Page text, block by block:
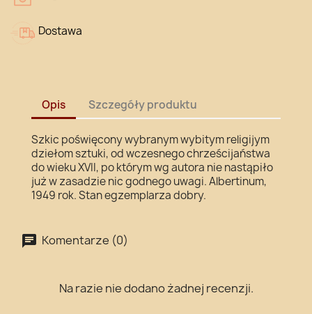
Dostawa
Opis Szczegóły produktu
Szkic poświęcony wybranym wybitym religijym
dziełom sztuki, od wczesnego chrześcijaństwa
do wieku XVII, po którym wg autora nie nastąpiło
już w zasadzie nic godnego uwagi. Albertinum,
1949 rok. Stan egzemplarza dobry.
Komentarze (0)
Na razie nie dodano żadnej recenzji.